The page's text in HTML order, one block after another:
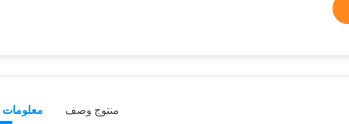
معلومات منتوج وصف